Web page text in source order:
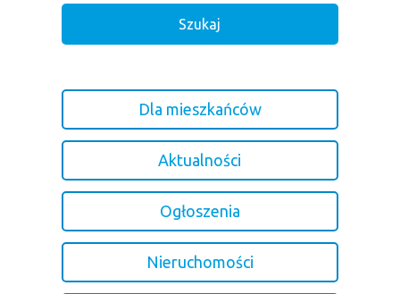
Dla mieszkańców
Aktualności
Ogłoszenia
Nieruchomości